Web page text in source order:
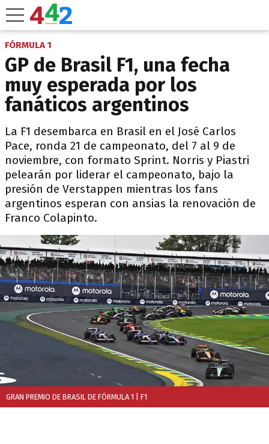
FÓRMULA 1
GP de Brasil F1, una fecha
muy esperada por los
fanáticos argentinos
La F1 desembarca en Brasil en el José Carlos
Pace, ronda 21 de campeonato, del 7 al 9 de
noviembre, con formato Sprint. Norris y Piastri
pelearán por liderar el campeonato, bajo la
presión de Verstappen mientras los fans
argentinos esperan con ansias la renovación de
Franco Colapinto.
GRAN PREMIO DE BRASIL DE FÓRMULA 1 | F1